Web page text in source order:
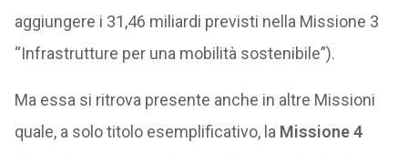
aggiungere i 31,46 miliardi previsti nella Missione 3
“Infrastrutture per una mobilità sostenibile”).
Ma essa si ritrova presente anche in altre Missioni
quale, a solo titolo esemplificativo, la Missione 4